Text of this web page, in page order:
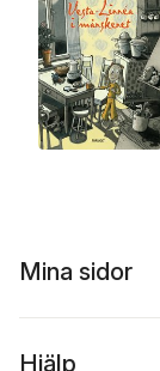
Mina sidor
Hjälp